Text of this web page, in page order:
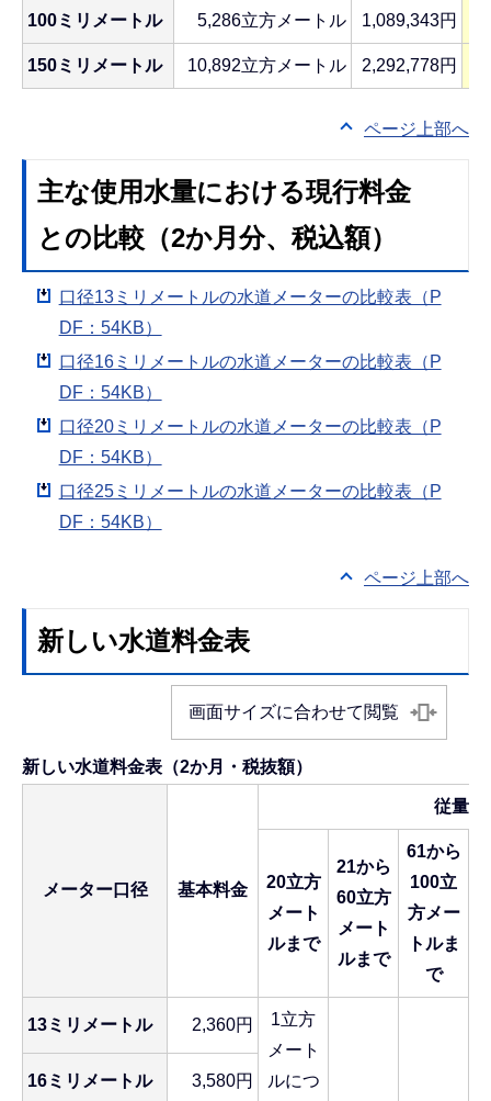
100ミリメートル 5,286立方メートル 1,089,343円
150ミリメートル 10,892立方メートル 2,292,778円
ページ上部へ
主な使用水量における現行料金
との比較（2か月分、税込額）
口径13ミリメートルの水道メーターの比較表（P
DF：54KB）
口径16ミリメートルの水道メーターの比較表（P
DF：54KB）
口径20ミリメートルの水道メーターの比較表（P
DF：54KB）
口径25ミリメートルの水道メーターの比較表（P
DF：54KB）
ページ上部へ
新しい水道料金表
画面サイズに合わせて閲覧
新しい水道料金表（2か月・税抜額）
メーター口径 基本料金
従量料
20立方
メート
ルまで
21から
60立方
メート
ルまで
61から
100立
方メー
トルま
で
13ミリメートル 2,360円
1立方
メート
ルにつ
16ミリメートル 3,580円